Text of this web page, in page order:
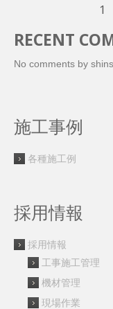
1
RECENT
No comments by
施工事例
各種施工例
採用情報
採用情報
工事施工管理
機材管理
現場作業